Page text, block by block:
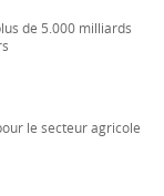
de 5.000 milliards
le secteur agricole